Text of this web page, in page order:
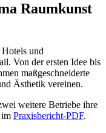
Raumkunst
und
Von der ersten Idee bis
maßgeschneiderte
Ästhetik vereinen.
weitere Betriebe ihre
im Praxisbericht-PDF.